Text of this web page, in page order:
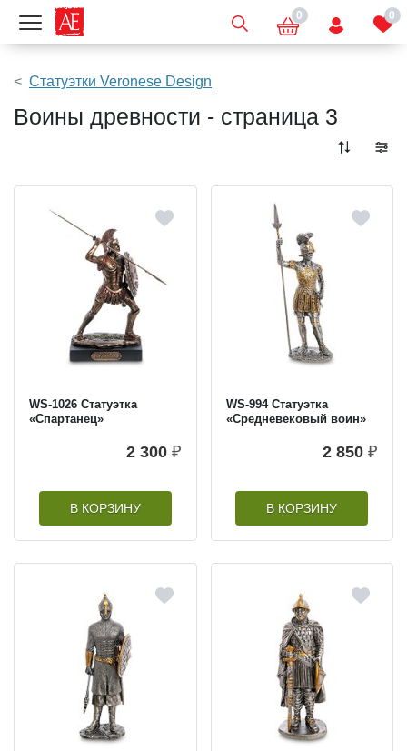
Показать меню 0 0
Статуэтки Veronese Design
Воины древности - страница 3
WS-1026 Статуэтка
«Спартанец»
2 300 ₽
В КОРЗИНУ
WS-994 Статуэтка
«Средневековый воин»
2 850 ₽
В КОРЗИНУ